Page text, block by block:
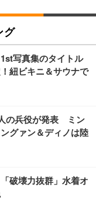
グ
写真集のタイトル
紐ビキニ＆サウナで
の兵役が発表 ミン
グァン＆ディノは陸
破壊力抜群」水着オ